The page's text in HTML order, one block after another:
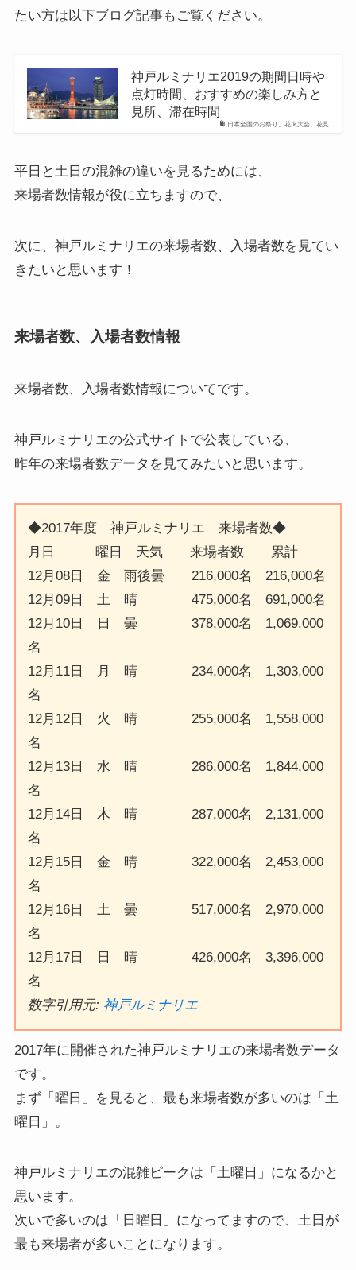
たい方は以下ブログ記事もご覧ください。
日本全国のお祭り、花火大会、花見…
神戸ルミナリエ2019の期間日時や
点灯時間、おすすめの楽しみ方と
見所、滞在時間
平日と土日の混雑の違いを見るためには、
来場者数情報が役に立ちますので、
次に、神戸ルミナリエの来場者数、入場者数を見てい
きたいと思います！
来場者数、入場者数情報
来場者数、入場者数情報についてです。
神戸ルミナリエの公式サイトで公表している、
昨年の来場者数データを見てみたいと思います。
◆2017年度 神戸ルミナリエ 来場者数◆
月日 曜日 天気 来場者数 累計
12月08日 金 雨後曇 216,000名 216,000名
12月09日 土 晴 475,000名 691,000名
12月10日 日 曇 378,000名 1,069,000
名
12月11日 月 晴 234,000名 1,303,000
名
12月12日 火 晴 255,000名 1,558,000
名
12月13日 水 晴 286,000名 1,844,000
名
12月14日 木 晴 287,000名 2,131,000
名
12月15日 金 晴 322,000名 2,453,000
名
12月16日 土 曇 517,000名 2,970,000
名
12月17日 日 晴 426,000名 3,396,000
名
数字引用元: 神戸ルミナリエ
2017年に開催された神戸ルミナリエの来場者数データ
です。
まず「曜日」を見ると、最も来場者数が多いのは「土
曜日」。
神戸ルミナリエの混雑ピークは「土曜日」になるかと
思います。
次いで多いのは「日曜日」になってますので、土日が
最も来場者が多いことになります。